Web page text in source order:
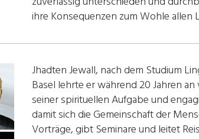
ihre Konsequenzen zum Wohle allen
Jhadten Jewall, nach dem Studium
Basel lehrte er während 20 Jahren
seiner spirituellen Aufgabe und
damit sich die Gemeinschaft der
Vorträge, gibt Seminare und leitet